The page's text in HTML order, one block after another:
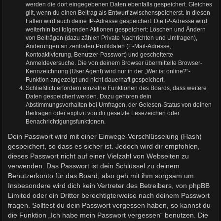
werden die dort eingegebenen Daten ebenfalls gespeichert. Gleiches
gilt, wenn du einen Beitrag als Entwurf zwischenspeicherst. In diesen
Fällen wird auch deine IP-Adresse gespeichert. Die IP-Adresse wird
weiterhin bei folgenden Aktionen gespeichert: Löschen und Ändern
von Beiträgen (dazu zählen Private Nachrichten und Umfragen),
Änderungen an zentralen Profildaten (E-Mail-Adresse,
Kontoaktivierung, Benutzer-Passwort) und gescheiterte
Anmeldeversuche. Die von deinem Browser übermittelte Browser-
Kennzeichnung (User Agent) wird nur in der „Wer ist online?“-
Funktion angezeigt und nicht dauerhaft gespeichert.
Schließlich erfordern einzelne Funktionen des Boards, dass weitere
Daten gespeichert werden. Dazu gehören dein
Abstimmungsverhalten bei Umfragen, der Gelesen-Status von deinen
Beiträgen oder explizit von dir gesetzte Lesezeichen oder
Benachrichtigungsfunktionen.
Dein Passwort wird mit einer Einwege-Verschlüsselung (Hash)
gespeichert, so dass es sicher ist. Jedoch wird dir empfohlen,
dieses Passwort nicht auf einer Vielzahl von Webseiten zu
verwenden. Das Passwort ist dein Schlüssel zu deinem
Benutzerkonto für das Board, also geh mit ihm sorgsam um.
Insbesondere wird dich kein Vertreter des Betreibers, von phpBB
Limited oder ein Dritter berechtigterweise nach deinem Passwort
fragen. Solltest du dein Passwort vergessen haben, so kannst du
die Funktion „Ich habe mein Passwort vergessen“ benutzen. Die